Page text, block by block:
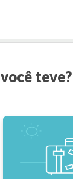
teve?